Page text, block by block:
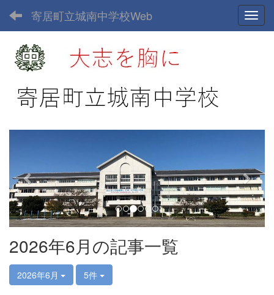
寄居町立城南中学校Web
e
v
i
o
u
s
x
t
2026年6月の記事一覧
2026年6月 5件